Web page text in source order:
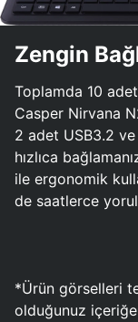
Zengin
Toplamda 10
Casper Nirvana
2 adet USB3.2 ve
hızlıca
ile ergonomik
de saatlerce
*Ürün görselleri
olduğunuz